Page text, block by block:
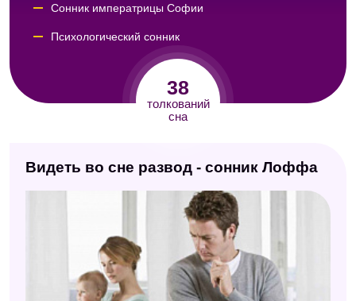
38
толкований
сна
Сонник императрицы Софии
Психологический сонник
Американский сонник Дениз Линн
Сонник Таболкина
Итальянский сонник А. Роберти
Сонник Юнга
Любовный сонник
Сонник Нэнси Вагаймен
Видеть во сне развод - сонник Лоффа